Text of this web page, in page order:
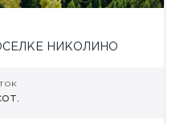
НИКОЛИНО